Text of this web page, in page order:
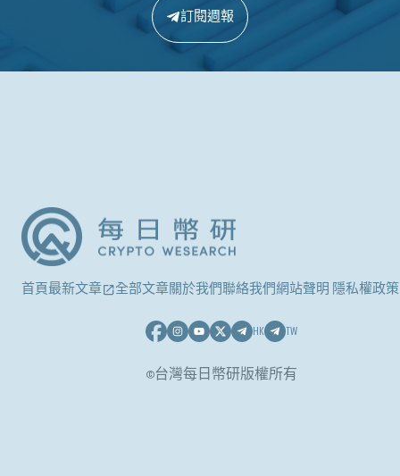
訂閱週報
首頁最新文章 全部文章關於我們聯絡我們網站聲明 隱私權政策
HK TW
©台灣每日幣研版權所有